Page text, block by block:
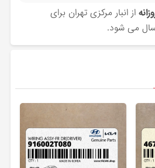
از انبار مرکزی تهران برای
می شود.